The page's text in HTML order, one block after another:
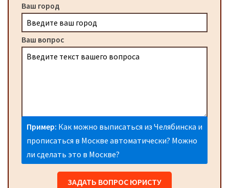
Ваш город
Ваш вопрос
Пример: Как можно выписаться из Челябинска и
прописаться в Москве автоматически? Можно
ли сделать это в Москве?
ЗАДАТЬ ВОПРОС ЮРИСТУ